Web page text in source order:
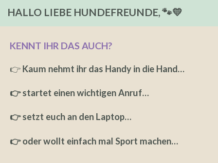
HALLO LIEBE HUNDEFREUNDE, 🐾💛
KENNT IHR DAS AUCH?
👉 Kaum nehmt ihr das Handy in die Hand…
👉 startet einen wichtigen Anruf…
👉 setzt euch an den Laptop…
👉 oder wollt einfach mal Sport machen…